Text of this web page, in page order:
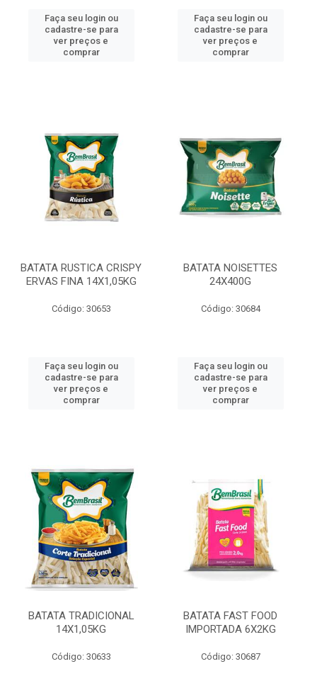
Faça seu login ou
cadastre-se para
ver preços e
comprar
Faça seu login ou
cadastre-se para
ver preços e
comprar
BATATA RUSTICA CRISPY
ERVAS FINA 14X1,05KG
Código: 30653
Faça seu login ou
cadastre-se para
ver preços e
comprar
BATATA NOISETTES
24X400G
Código: 30684
Faça seu login ou
cadastre-se para
ver preços e
comprar
BATATA TRADICIONAL
14X1,05KG
Código: 30633
BATATA FAST FOOD
IMPORTADA 6X2KG
Código: 30687